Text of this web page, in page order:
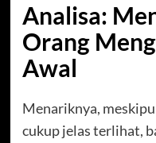
Analisa:
Orang
Awal
Menariknya,
cukup jelas terlihat,